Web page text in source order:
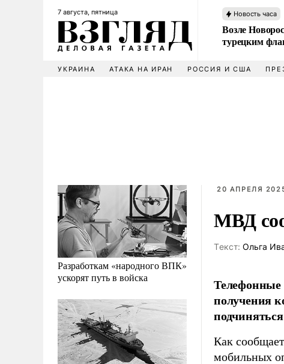
7 августа, пятница Новость часа
Возле
турецким
УКРАИНА АТАКА НА ИРАН РОССИЯ И США
Разработкам «народного ВПК»
ускорят путь в войска
20 АПРЕЛЯ
МВД
Tекст: Ольга
Телефонные
получения
Как сообщает
мобильных